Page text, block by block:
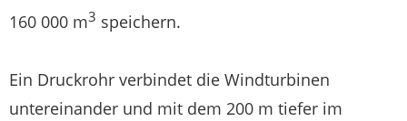
160 000 m3 speichern.
Ein Druckrohr verbindet die Windturbinen
untereinander und mit dem 200 m tiefer im